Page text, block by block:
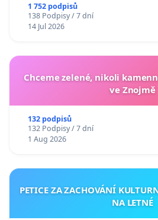
1 752 podpisů
138 Podpisy / 7 dní
14 Jul 2026
Chceme zelené, nikoli
ve Znojmě
132 podpisů
132 Podpisy / 7 dní
1 Aug 2026
PETICE ZA ZACHOVÁNÍ
NA LETNÉ